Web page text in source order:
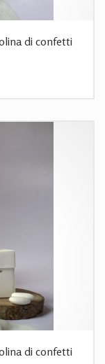
di confetti
di confetti